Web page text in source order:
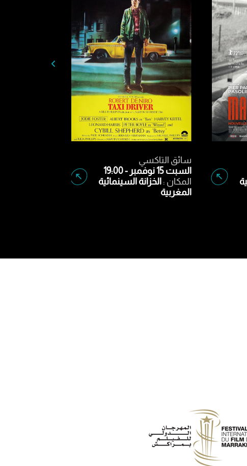
ماما روما
الأحد 16 نوفمبر - 15:00
المكان :الخزانة السينمائية
المغربية